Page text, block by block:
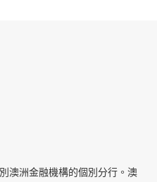
澳洲金融機構的個別分行。澳